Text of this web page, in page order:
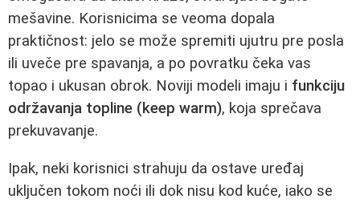
mešavine. Korisnicima se veoma dopala
praktičnost: jelo se može spremiti ujutru pre posla
ili uveče pre spavanja, a po povratku čeka vas
topao i ukusan obrok. Noviji modeli imaju i funkciju
održavanja topline (keep warm), koja sprečava
prekuvavanje.
Ipak, neki korisnici strahuju da ostave uređaj
uključen tokom noći ili dok nisu kod kuće, iako se